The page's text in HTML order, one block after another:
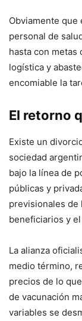
Obviamente
personal de
hasta con metas
logística y
encomiable la
El retorno
Existe un
sociedad
bajo la línea de
públicas y
previsionales de
beneficiarios y
La alianza
medio término,
precios de lo
de vacunación
variables se